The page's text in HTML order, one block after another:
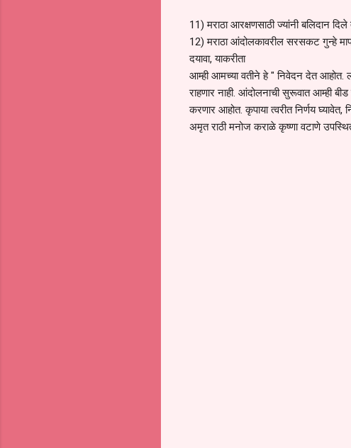
11) मराठा आरक्षणसाठी ज्यांनी बलिदान
12) मराठा आंदोलकावरील सरसकट गुन्हे माफ
दयावा, याकरीता
आम्ही आमच्या वतीने हे " निवेदन देत आहोत.
राहणार नाही. आंदोलनाची सुरूवात आम्ही
करणार आहोत. कृपाया त्वरीत निर्णय
अमृत राठी मनोज कराळे कृष्णा वटाणे